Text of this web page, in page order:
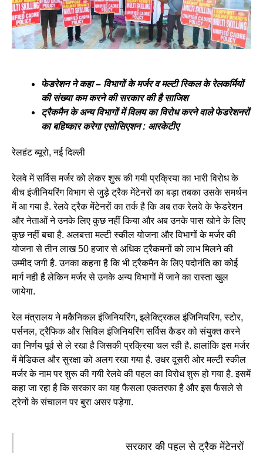
फेडरेशन ने कहा – विभागों के मर्जर व मल्टी स्किल के रेलकर्मियों
की संख्या कम करने की सरकार की है साजिश
ट्रैकमैन के अन्य विभागों में विलय का विरोध करने वाले फेडरेशनरों
का बहिष्कार करेगा एसोसिएशन : आरकेटीए
रेलहंट ब्यूरो, नई दिल्ली
रेलवे में सर्विस मर्जर को लेकर शुरू की गयी प्रक्रिया का भारी विरोध के
बीच इंजीनियरिंग विभाग से जुड़े ट्रैक मेंटेनरों का बड़ा तबका उसके समर्थन
में आ गया है. रेलवे ट्रैक मेंटेनरों का तर्क है कि अब तक रेलवे के फेडरेशन
और नेताओं ने उनके लिए कुछ नहीं किया और अब उनके पास खोने के लिए
कुछ नहीं बचा है. अलबत्ता मल्टी स्कील योजना और विभागों के मर्जर की
योजना से तीन लाख 50 हजार से अधिक ट्रैकमनों को लाभ मिलने की
उम्मीद जगी है. उनका कहना है कि भी ट्रैकमैन के लिए पदोनंति का कोई
मार्ग नही है लेकिन मर्जर से उनके अन्य विभागों में जाने का रास्ता खुल
जायेगा.
रेल मंत्रालय ने मकैनिकल इंजिनियरिंग, इलेक्ट्रिकल इंजिनियरिंग, स्टोर,
पर्सनल, ट्रैफिक और सिविल इंजिनियरिंग सर्विस कैडर को संयुक्त करने
का निर्णय पूर्व से ले रखा है जिसकी प्रक्रिया चल रही है. हालांकि इस मर्जर
में मेडिकल और सुरक्षा को अलग रखा गया है. उधर दूसरी ओर मल्टी स्कील
मर्जर के नाम पर शुरू की गयी रेलवे की पहल का विरोध शुरू हो गया है. इसमें
कहा जा रहा है कि सरकार का यह फैसला एकतरफा है और इस फैसले से
ट्रेनों के संचालन पर बुरा असर पड़ेगा.
सरकार की पहल से ट्रैक मेंटेनरों